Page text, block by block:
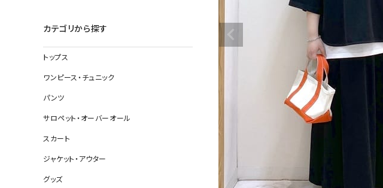
帽子
その他のパンツ
ジャケット
コート
その他アウター
カテゴリから探す
トップス
ワンピース・チュニック
パンツ
サロペット・オーバーオール
スカート
ジャケット・アウター
グッズ